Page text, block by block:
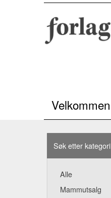
Velkommen
Søk etter kategori
Alle
Mammutsalg